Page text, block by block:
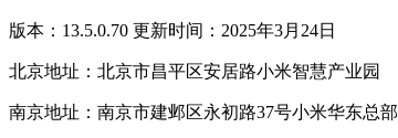
版本：13.5.0.70 更新时间：2025年3月24日
北京地址：北京市昌平区安居路小米智慧产业园
南京地址：南京市建邺区永初路37号小米华东总部